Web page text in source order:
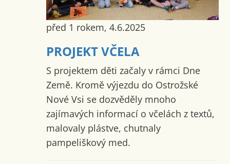
před 1 rokem, 4.6.2025
PROJEKT VČELA
S projektem děti začaly v rámci Dne
Země. Kromě výjezdu do Ostrožské
Nové Vsi se dozvěděly mnoho
zajímavých informací o včelách z textů,
malovaly plástve, chutnaly
pampeliškový med.